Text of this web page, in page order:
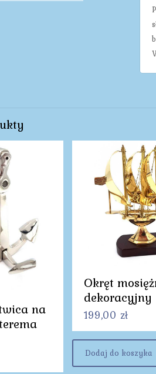
na
Okręt
dekoracyjny
199,00 zł
Dodaj do koszyka